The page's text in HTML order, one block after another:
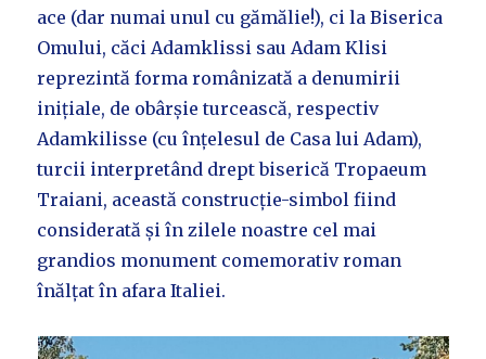
ace (dar numai unul cu gămălie!), ci la Biserica
Omului, căci Adamklissi sau Adam Klisi
reprezintă forma românizată a denumirii
inițiale, de obârșie turcească, respectiv
Adamkilisse (cu înțelesul de Casa lui Adam),
turcii interpretând drept biserică Tropaeum
Traiani, această construcție-simbol fiind
considerată și în zilele noastre cel mai
grandios monument comemorativ roman
înălțat în afara Italiei.